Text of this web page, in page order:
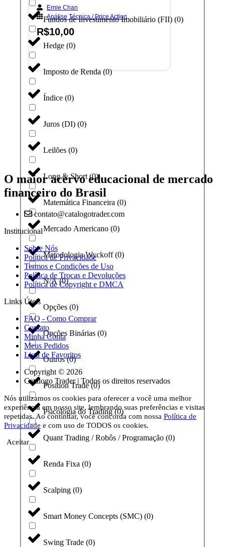
Fundos de Investimento Imobiliário (FII) (0)
Hedge (0)
Imposto de Renda (0)
Índice (0)
Juros (DI) (0)
Leilões (0)
Long & Short(0)
Matemática Financeira (0)
Mercado Americano (0)
Metodologia Wyckoff(0)
N/A(0)
Opções (0)
Opções Binárias (0)
Outros(0)
Position Trade(0)
Psicologia do Trading(0)
Quant Trading / Robôs / Programação (0)
Renda Fixa (0)
Scalping (0)
Smart Money Concepts (SMC) (0)
Swing Trade (0)
Ernie Chan
Análise Técnica / Price Action
R$10,00
Adicionar ao carrinho
O maior acervo educacional de mercado
financeiro do Brasil
contato@catalogotrader.com
Institucional
Sobre Nós
Política de Privacidade
Termos e Condições de Uso
Política de Trocas e Devoluções
Política de Copyright e DMCA
Links Úteis
FAQ - Como Comprar
Contato
Minha Conta
Meus Pedidos
Lista de Favoritos
Copyright © 2026
Catálogo Trader | Todos os direitos reservados
Nós utilizamos os cookies para oferecer a você uma melhor
experiência em nosso site, lembrando suas preferências e visitas
repetidas. Ao continuar, você concorda com nossa Política de
Privacidade e com uso de TODOS os cookies.
Aceitar